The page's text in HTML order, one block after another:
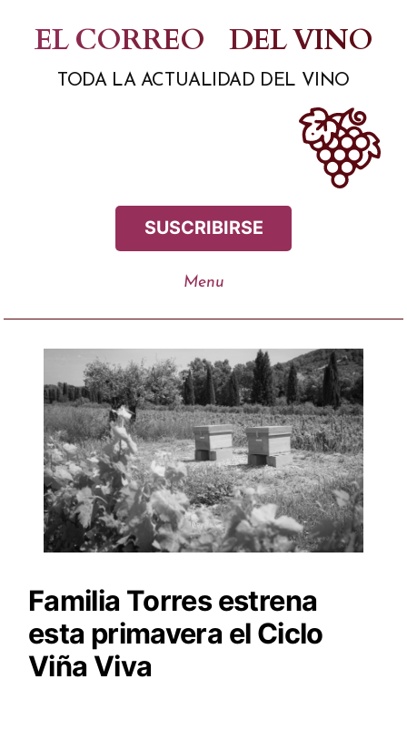
contenido
EL CORREO DEL VINO
TODA LA ACTUALIDAD DEL VINO
SUSCRIBIRSE
Familia Torres estrena
esta primavera el Ciclo
Viña Viva